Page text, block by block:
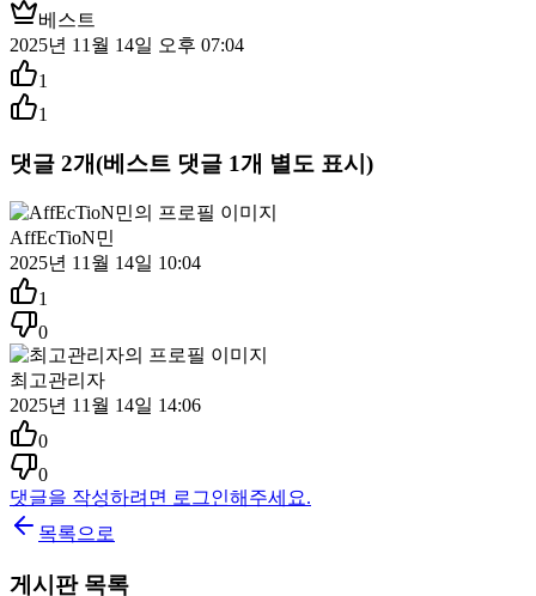
베스트
2025년 11월 14일 오후 07:04
1
1
댓글 2개(베스트 댓글 1개 별도 표시)
AffEcTioN민
2025년 11월 14일 10:04
1
0
최고관리자
2025년 11월 14일 14:06
0
0
댓글을 작성하려면 로그인해주세요.
목록으로
게시판 목록